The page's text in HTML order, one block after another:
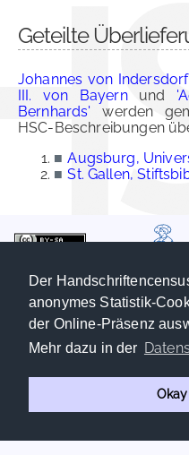
Der
anonymes Statistik-
der Online-Präsenz
Mehr dazu in der
Okay
Geteilte
Johannes von
III. von Bayernund
Bernhards' werden
HSC-Beschreibungen
■ Augsburg,
■ St. Gallen,